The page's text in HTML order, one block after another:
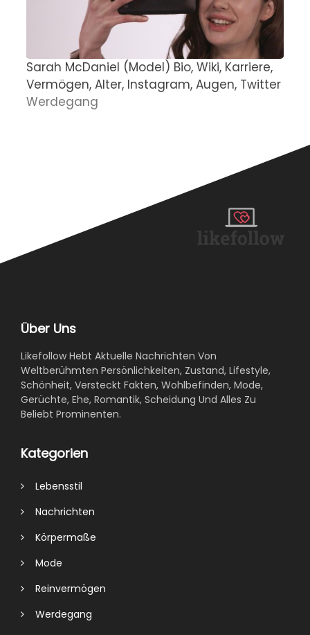
Sarah McDaniel (Model) Bio, Wiki, Karriere,
Vermögen, Alter, Instagram, Augen, Twitter
Werdegang
Über Uns
Likefollow Hebt Aktuelle Nachrichten Von
Weltberühmten Persönlichkeiten, Zustand, Lifestyle,
Schönheit, Versteckt Fakten, Wohlbefinden, Mode,
Gerüchte, Ehe, Romantik, Scheidung Und Alles Zu
Beliebt Prominenten.
Kategorien
Lebensstil
Nachrichten
Körpermaße
Mode
Reinvermögen
Werdegang